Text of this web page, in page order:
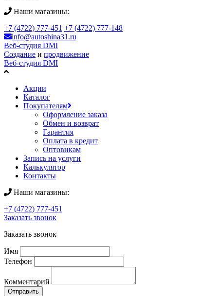
Наши магазины:
+7 (4722) 777-451 +7 (4722) 777-148
info@autoshina31.ru
Веб-студия DMI
Создание и продвижение
Веб-студия DMI
Акции
Каталог
Покупателям
Оформление заказа
Обмен и возврат
Гарантия
Оплата в кредит
Оптовикам
Запись на услуги
Калькулятор
Контакты
Наши магазины:
+7 (4722) 777-451
Заказать звонок
Заказать звонок
Имя
Телефон
Комментарий
Отправить